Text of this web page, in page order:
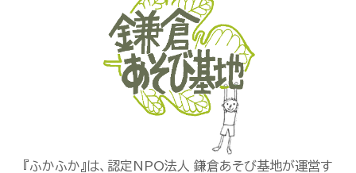
『ふかふか』は、認定NPO法人 鎌倉あそび基地が運営す